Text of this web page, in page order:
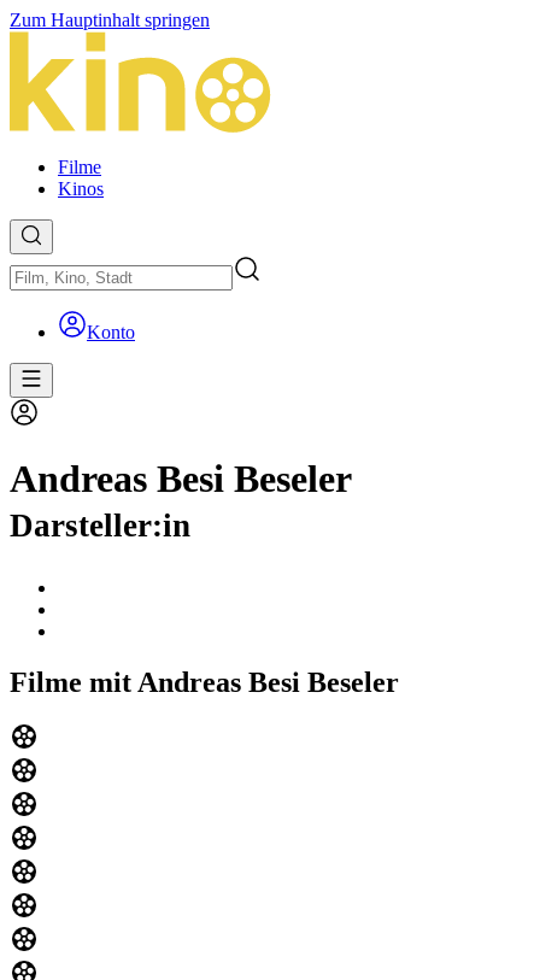
Zum Hauptinhalt springen
Filme
Kinos
Konto
Andreas Besi Beseler
Darsteller:in
Filme mit Andreas Besi Beseler